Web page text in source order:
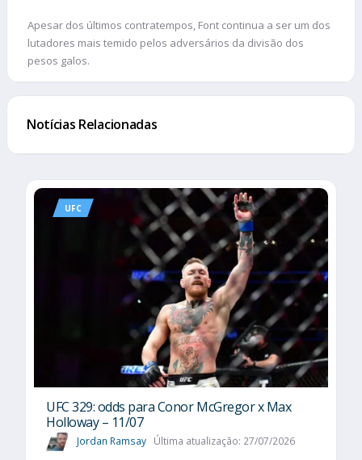
Apesar dos últimos contratempos, Font continua a ser um dos
lutadores mais temido pelos adversários da divisão dos
pesos galos.
Notícias Relacionadas
UFC
UFC 329: odds para Conor McGregor x Max
Holloway – 11/07
Jordan Ramsay Última atualização: 27/07/2026